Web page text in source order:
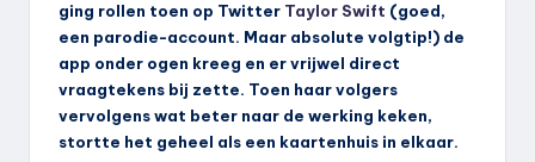
ging rollen toen op Twitter Taylor Swift (goed,
een parodie-account. Maar absolute volgtip!) de
app onder ogen kreeg en er vrijwel direct
vraagtekens bij zette. Toen haar volgers
vervolgens wat beter naar de werking keken,
stortte het geheel als een kaartenhuis in elkaar.